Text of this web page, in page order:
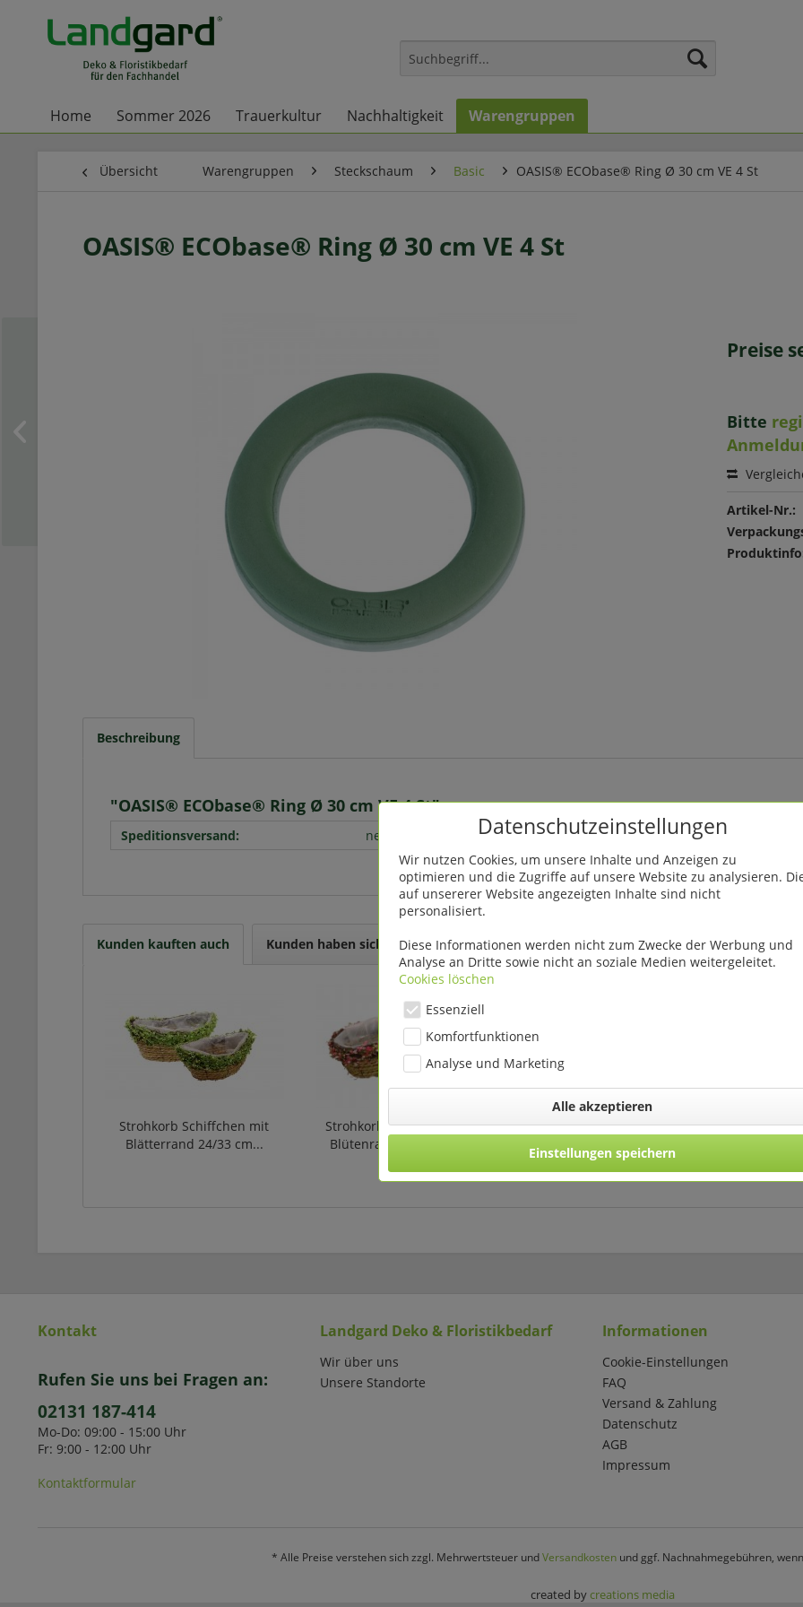
Home Sommer 2026 Trauerkultur Nachhaltigkeit Warengruppen
Übersicht Warengruppen Steckschaum Basic OASIS® ECObase® Ring Ø 30 cm VE 4 St
OASIS® ECObase® Ring Ø 30 cm VE 4 St
Preise
Bitte
Artikel-Nr.:
Beschreibung
"OASIS® ECObase® Ring Ø 30 cm VE 4 St"
Speditionsversand: nein
Kunden kauften auch Kunden haben sich ebenfalls angesehen
Strohkorb Schiffchen mit
Blätterrand 24/33 cm...
Strohkorb Jardiniere mit
Blütenrand 21/28 cm...
Übertopf Almas 3-farbig
sortiert Ø 12 cm VE 9 St
Übertopf
sortiert Ø
Kontakt
Rufen Sie uns bei Fragen an:
02131 187-414
Mo-Do: 09:00 - 15:00 Uhr
Fr: 9:00 - 12:00 Uhr
Kontaktformular
Landgard Deko & Floristikbedarf
Wir über uns
Unsere Standorte
Informationen
Cookie-Einstellungen
FAQ
Versand & Zahlung
Datenschutz
AGB
Impressum
* Alle Preise verstehen sich zzgl. Mehrwertsteuer undVersandkosten und ggf. Nachnahmegebühren,
created by creations media
Datenschutzeinstellungen
Wir nutzen Cookies, um unsere Inhalte und Anzeigen zu
optimieren und die Zugriffe auf unsere Website zu analysieren.
auf unsererer Website angezeigten Inhalte sind nicht
personalisiert.
Diese Informationen werden nicht zum Zwecke der Werbung und
Analyse an Dritte sowie nicht an soziale Medien weitergeleitet.
Cookies löschen
Essenziell
Komfortfunktionen
Analyse und Marketing
Alle akzeptieren
Einstellungen speichern